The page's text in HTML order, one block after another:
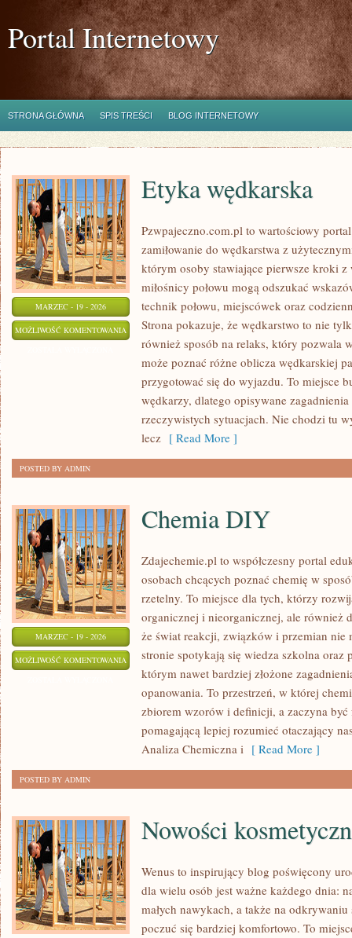
Portal Internetowy
STRONA GŁÓWNA SPIS TREŚCI BLOG INTERNETOWY
MARZEC - 19 - 2026
MOŻLIWOŚĆ KOMENTOWANIA ETYKA
WĘDKARSKA
Etyka wędkarska
Pzwpajeczno.com.pl to wartościowy
zamiłowanie do wędkarstwa z
którym osoby stawiające pierwsze kroki
miłośnicy połowu mogą odszukać
technik połowu, miejscówek oraz
Strona pokazuje, że wędkarstwo to nie
również sposób na relaks, który pozwala
może poznać różne oblicza wędkarskiej
przygotować się do wyjazdu. To miejsce
wędkarzy, dlatego opisywane
rzeczywistych sytuacjach. Nie chodzi tu
lecz [ Read More ]
POSTED BY ADMIN
MARZEC - 19 - 2026
MOŻLIWOŚĆ KOMENTOWANIA CHEMIA
Chemia DIY
Zdajechemie.pl to współczesny portal
osobach chcących poznać chemię w
rzetelny. To miejsce dla tych, którzy
organicznej i nieorganicznej, ale również
że świat reakcji, związków i przemian nie
stronie spotykają się wiedza szkolna oraz
którym nawet bardziej złożone
opanowania. To przestrzeń, w której
zbiorem wzorów i definicji, a zaczyna być
pomagającą lepiej rozumieć otaczający
Analiza Chemiczna i [ Read More ]
POSTED BY ADMIN
Nowości
Wenus to inspirujący blog poświęcony
dla wielu osób jest ważne każdego dnia:
małych nawykach, a także na
poczuć się bardziej komfortowo. To